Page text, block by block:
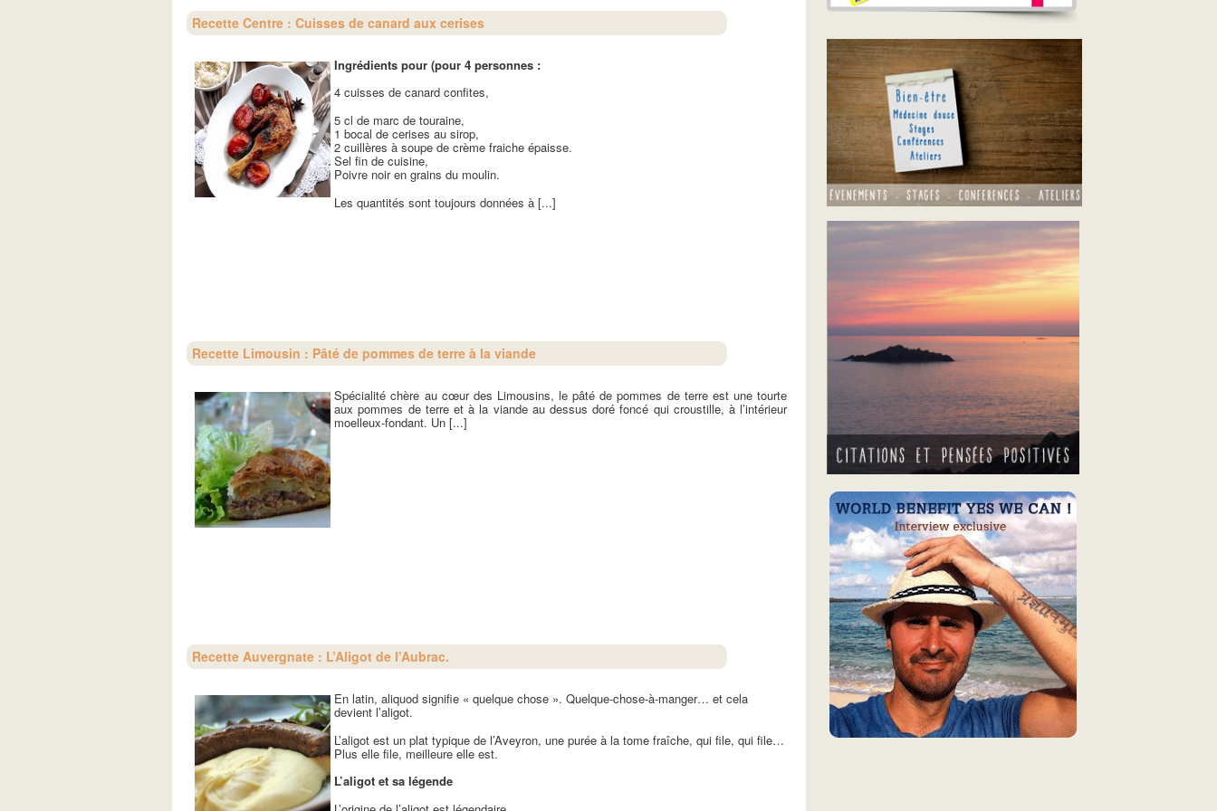
Recette Centre : Cuisses de canard aux cerises
Ingrédients pour (pour 4 personnes :
4 cuisses de canard confites,
5 cl de marc de touraine,
1 bocal de cerises au sirop,
2 cuillères à soupe de crème fraiche épaisse.
Sel fin de cuisine,
Poivre noir en grains du moulin.
Les quantités sont toujours données à [...]
Recette Limousin : Pâté de pommes de terre à la viande
Spécialité chère au cœur des Limousins, le pâté de pommes de terre est une tourte
aux pommes de terre et à la viande au dessus doré foncé qui croustille, à l’intérieur
moelleux-fondant. Un [...]
Recette Auvergnate : L’Aligot de l’Aubrac.
En latin, aliquod signifie « quelque chose ». Quelque-chose-à-manger… et cela
devient l’aligot.
L’aligot est un plat typique de l’Aveyron, une purée à la tome fraîche, qui file, qui file…
Plus elle file, meilleure elle est.
L’aligot et sa légende